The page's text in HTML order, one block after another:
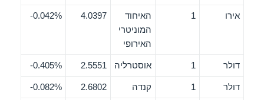
אירו 1
האיחוד
המוניטרי
האירופי
4.0397
0.042%-
דולר 1 אוסטרליה 2.5551
0.405%-
דולר 1 קנדה 2.6802
0.082%-